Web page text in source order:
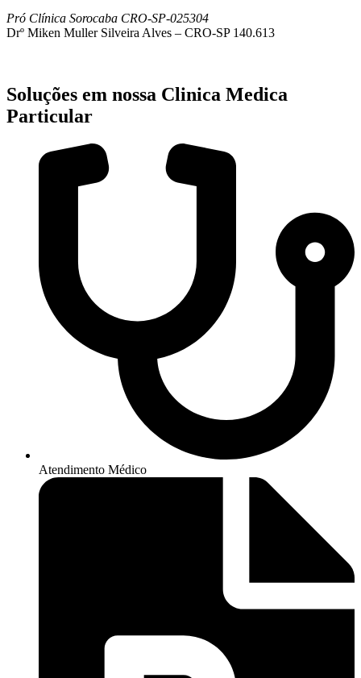
Pró Clínica Sorocaba CRO-SP-025304
Drº Miken Muller Silveira Alves – CRO-SP 140.613
Soluções em nossa Clinica Medica
Particular
Atendimento Médico